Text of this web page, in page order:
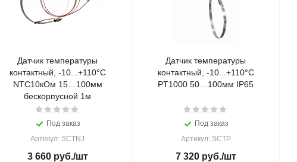
Датчик температуры
контактный, -10...+110°С
NTC10кОм 15…100мм
бескорпусной 1м
Под заказ
Артикул: SCTNJ
3 660руб./шт
Датчик температуры
контактный, -10...+110°С
PT1000 50…100мм IP65
Под заказ
Артикул: SCTP
7 320руб./шт